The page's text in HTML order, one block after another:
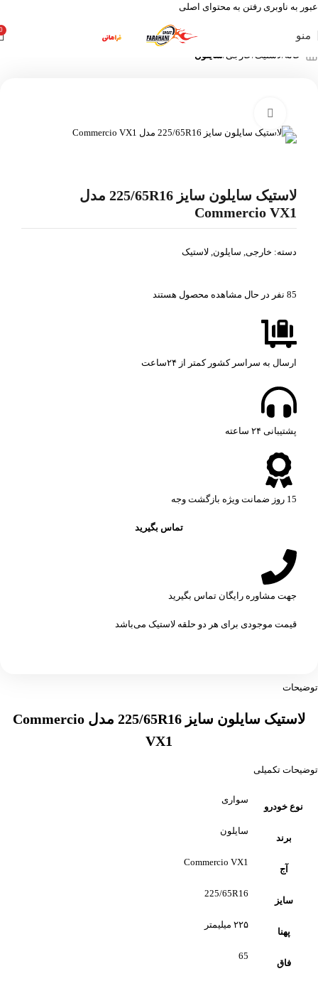
عبور به ناوبری رفتن به محتوای اصلی
منو
خانه لاستیک خارجی سایلون
لاستیک سایلون سایز 225/65R16 مدل
Commercio VX1
دسته: خارجی, سایلون, لاستیک
85 نفر در حال مشاهده محصول هستند
ارسال به سراسر کشور کمتر از ۲۴ساعت
پشتیبانی ۲۴ ساعته​
15 روز ضمانت ویژه بازگشت وجه
تماس بگیرید
جهت مشاوره رایگان تماس بگیرید
قیمت موجودی برای هر دو حلقه لاستیک می‌باشد
توضیحات
لاستیک سایلون سایز 225/65R16 مدل Commercio
VX1
توضیحات تکمیلی
نوع خودرو
سواری
برند
سایلون
آج
Commercio VX1
سایز
225/65R16
پهنا
۲۲۵ میلیمتر
فاق
65